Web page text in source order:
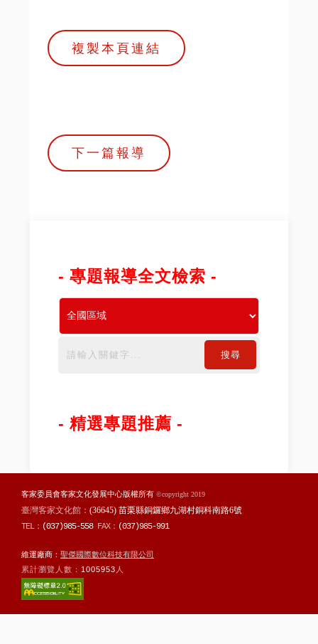
複製本頁連結
下一篇報導
- 專題報導全文檢索 -
搜尋
- 精選專題推薦 -
客家委員會客家文化發展中心版權所有 ©copyright 2019
臺灣客家文化館： (36645) 苗栗縣銅鑼鄉九湖村銅科南路6號
TEL： (037)985-558FAX： (037)985-991
維運廠商： 聖傑國際數位科技有限公司
累計瀏覽人數： 1005953 人